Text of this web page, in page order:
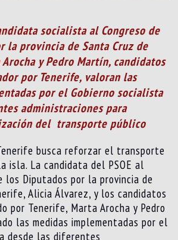
socialista al Congreso de
la provincia de Santa Cruz de
y Pedro Martín, candidatos
por Tenerife, valoran las
por el Gobierno socialista
administraciones para
del transporte público
busca reforzar el transporte
isla. La candidata del PSOE al
los Diputados por la provincia de
Alicia Álvarez, y los candidatos
por Tenerife, Marta Arocha y Pedro
las medidas implementadas por el
desde las diferentes